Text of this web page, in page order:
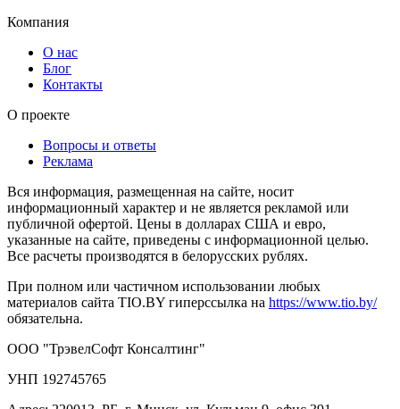
Компания
О нас
Блог
Контакты
О проекте
Вопросы и ответы
Реклама
Вся информация, размещенная на сайте, носит
информационный характер и не является рекламой или
публичной офертой. Цены в долларах США и евро,
указанные на сайте, приведены с информационной целью.
Все расчеты производятся в белорусских рублях.
При полном или частичном использовании любых
материалов сайта TIO.BY гиперссылка на https://www.tio.by/
обязательна.
ООО "ТрэвелСофт Консалтинг"
УНП 192745765